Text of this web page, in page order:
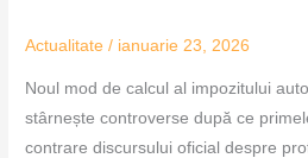
Actualitate / ianuarie 23, 2026
Noul mod de calcul al impozitului
stârnește controverse după ce
contrare discursului oficial despre